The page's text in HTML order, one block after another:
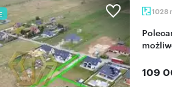
1028
Polecam działkę 1028 m² w Zawadzie z
109